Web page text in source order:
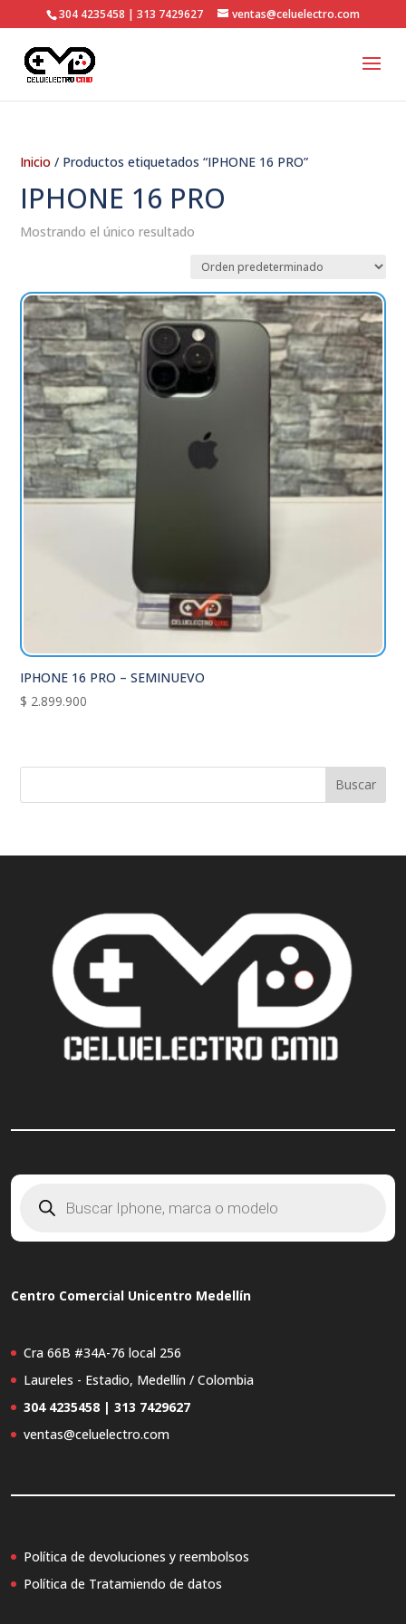
304 4235458 | 313 7429627 ventas@celuelectro.com
Inicio / Productos etiquetados “IPHONE 16 PRO”
IPHONE 16 PRO
Mostrando el único resultado
IPHONE 16 PRO – SEMINUEVO
$ 2.899.900
Buscar
Centro Comercial Unicentro Medellín
Cra 66B #34A-76 local 256
Laureles - Estadio, Medellín / Colombia
304 4235458 | 313 7429627
ventas@celuelectro.com
Política de devoluciones y reembolsos
Política de Tratamiendo de datos